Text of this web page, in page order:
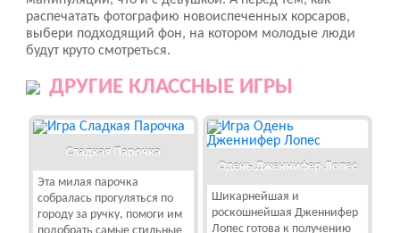
распечатать фотографию новоиспеченных корсаров,
выбери подходящий фон, на котором молодые люди
будут круто смотреться.
ДРУГИЕ КЛАССНЫЕ ИГРЫ
Сладкая Парочка
Эта милая парочка
собралась прогуляться по
городу за ручку, помоги им
Одень Дженнифер Лопес
Шикарнейшая и
роскошнейшая Дженнифер
Лопес готова к получению